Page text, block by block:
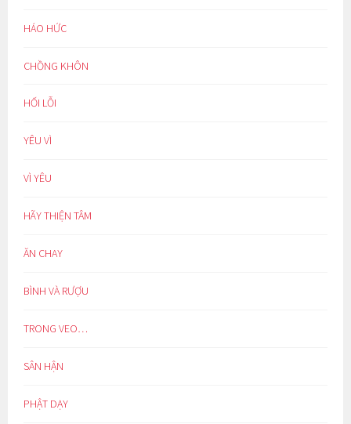
HÁO HỨC
CHỒNG KHÔN
HỐI LỖI
YÊU VÌ
VÌ YÊU
HÃY THIỆN TÂM
ĂN CHAY
BÌNH VÀ RƯỢU
TRONG VEO…
SÂN HẬN
PHẬT DẠY